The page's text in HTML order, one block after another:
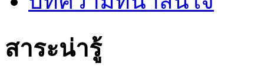
สาระน่ารู้